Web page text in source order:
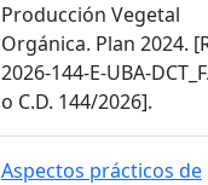
Producción Vegetal
Orgánica. Plan 2024.
2026-144-E-UBA-
o C.D. 144/2026].
Aspectos prácticos de